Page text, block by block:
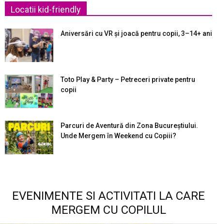
Locatii kid-friendly
Aniversări cu VR și joacă pentru copii, 3–14+ ani
Toto Play & Party – Petreceri private pentru
copii
Parcuri de Aventură din Zona Bucureştiului.
Unde Mergem în Weekend cu Copiii?
EVENIMENTE SI ACTIVITATI LA CARE
MERGEM CU COPILUL